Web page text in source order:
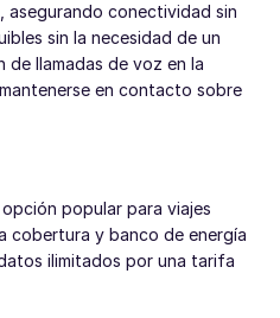
conectividad sin
sin la necesidad de un
llamadas de voz en la
en contacto sobre
popular para viajes
cobertura y banco de energía
ilimitados por una tarifa